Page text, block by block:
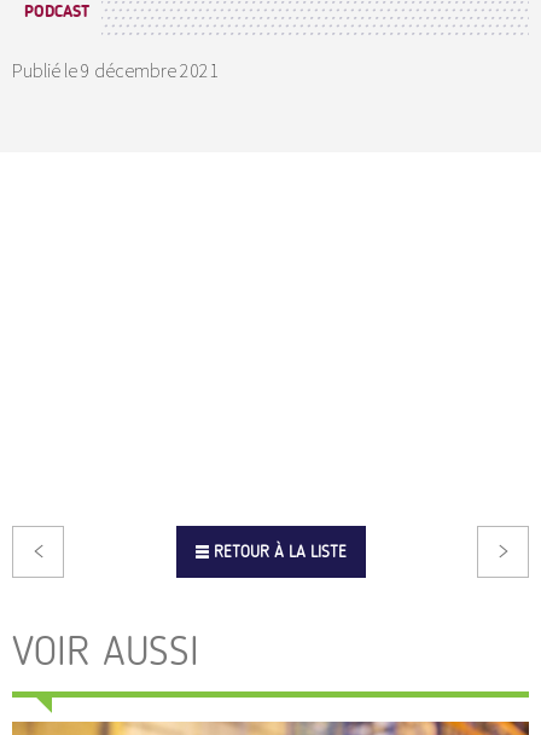
PODCAST
Publié le9 décembre 2021
RETOUR À LA LISTE
VOIR AUSSI